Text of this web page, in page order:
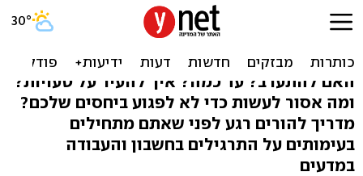
איך תעזרו לילדים עם שיעורי
האם להתערב? עד כמה? איך להעיר על טעויות?
ומה אסור לעשות כדי לא לפגוע ביחסים שלכם?
מדריך להורים רגע לפני שאתם מתחילים
בעימותים על התרגילים בחשבון והעבודה
במדעים